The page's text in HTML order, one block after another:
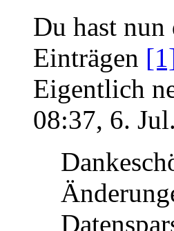
Du hast
Einträgen
Eigentlich
08:37, 6.